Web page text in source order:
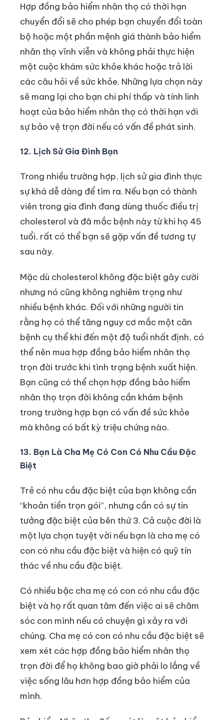
Hợp đồng bảo hiểm nhân thọ có thời hạn
chuyển đổi sẽ cho phép bạn chuyển đổi toàn
bộ hoặc một phần mệnh giá thành bảo hiểm
nhân thọ vĩnh viễn và không phải thực hiện
một cuộc khám sức khỏe khác hoặc trả lời
các câu hỏi về sức khỏe. Những lựa chọn này
sẽ mang lại cho bạn chi phí thấp và tính linh
hoạt của bảo hiểm nhân thọ có thời hạn với
sự bảo vệ trọn đời nếu có vấn đề phát sinh.
12. Lịch Sử Gia Đình Bạn
Trong nhiều trường hợp, lịch sử gia đình thực
sự khá dễ dàng để tìm ra. Nếu bạn có thành
viên trong gia đình đang dùng thuốc điều trị
cholesterol và đã mắc bệnh này từ khi họ 45
tuổi, rất có thể bạn sẽ gặp vấn đề tương tự
sau này.
Mặc dù cholesterol không đặc biệt gây cười
nhưng nó cũng không nghiêm trọng như
nhiều bệnh khác. Đối với những người tin
rằng họ có thể tăng nguy cơ mắc một căn
bệnh cụ thể khi đến một độ tuổi nhất định, có
thể nên mua hợp đồng bảo hiểm nhân thọ
trọn đời trước khi tình trạng bệnh xuất hiện.
Bạn cũng có thể chọn hợp đồng bảo hiểm
nhân thọ trọn đời không cần khám bệnh
trong trường hợp bạn có vấn đề sức khỏe
mà không có bất kỳ triệu chứng nào.
13. Bạn Là Cha Mẹ Có Con Có Nhu Cầu Đặc
Biệt
Trẻ có nhu cầu đặc biệt của bạn không cần
“khoản tiền trọn gói”, nhưng cần có sự tin
tưởng đặc biệt của bên thứ 3. Cả cuộc đời là
một lựa chọn tuyệt vời nếu bạn là cha mẹ có
con có nhu cầu đặc biệt và hiện có quỹ tín
thác về nhu cầu đặc biệt.
Có nhiều bậc cha mẹ có con có nhu cầu đặc
biệt và họ rất quan tâm đến việc ai sẽ chăm
sóc con mình nếu có chuyện gì xảy ra với
chúng. Cha mẹ có con có nhu cầu đặc biệt sẽ
xem xét các hợp đồng bảo hiểm nhân thọ
trọn đời để họ không bao giờ phải lo lắng về
việc sống lâu hơn hợp đồng bảo hiểm của
mình.